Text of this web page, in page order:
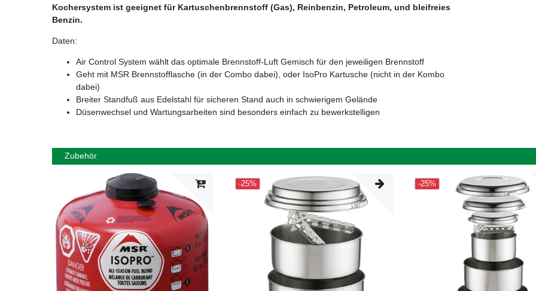
Kochersystem ist geeignet für Kartuschenbrennstoff (Gas), Reinbenzin, Petroleum, und bleifreies
Benzin.
Daten:
Air Control System wählt das optimale Brennstoff-Luft Gemisch für den jeweiligen Brennstoff
Geht mit MSR Brennstofflasche (in der Combo dabei), oder IsoPro Kartusche (nicht in der Kombo
dabei)
Breiter Standfuß aus Edelstahl für sicheren Stand auch in schwierigem Gelände
Düsenwechsel und Wartungsarbeiten sind besonders einfach zu bewerkstelligen
Zubehör
-25% -25%